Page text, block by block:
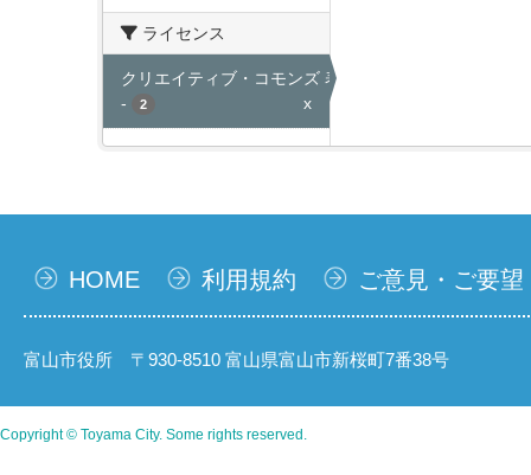
ライセンス
クリエイティブ・コモンズ 表示
-
2 x
HOME 利用規約 ご意見・ご要望
富山市役所 〒930-8510 富山県富山市新桜町7番38号
Copyright © Toyama City. Some rights reserved.